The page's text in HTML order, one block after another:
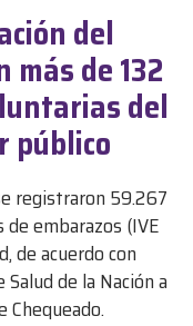
del
de 132
del
público
registraron 59.267
embarazos (IVE
de acuerdo con
de la Nación a
Chequeado.